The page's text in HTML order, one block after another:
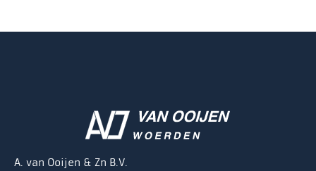
A. van Ooijen & Zn B.V.